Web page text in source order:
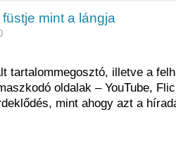
mint a lángja
tartalommegosztó, illetve a
oldalak – YouTube,
mint ahogy azt a